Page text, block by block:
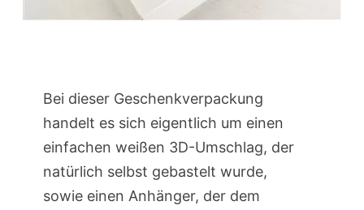
Bei dieser Geschenkverpackung
handelt es sich eigentlich um einen
einfachen weißen 3D-Umschlag, der
natürlich selbst gebastelt wurde,
sowie einen Anhänger, der dem